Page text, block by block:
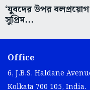
‘যুবদের উপর
সুপ্রিম...
Office
6, J.B.S. Haldane
Kolkata 700 105, India.